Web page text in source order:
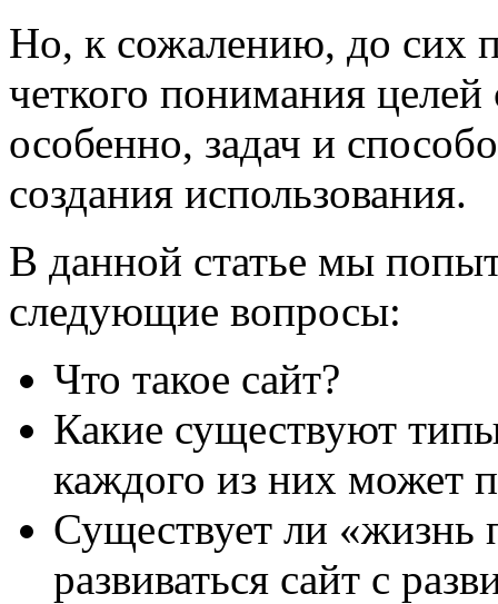
Но, к сожалению, до сих
четкого понимания целей
особенно, задач и
создания использования.
В данной статье мы
следующие вопросы:
Что такое сайт?
Какие существуют
каждого из них может
Существует ли «жизнь
развиваться сайт с